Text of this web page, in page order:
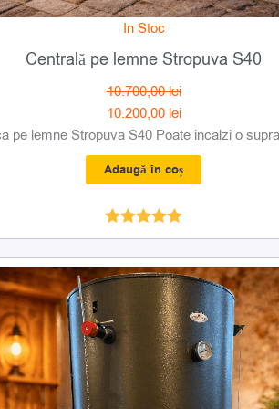
In Stoc
Centrală pe lemne Stropuva S40
10.700,00lei
10.200,00 lei
pe lemne Stropuva S40 Poate incalzi o
Adaugă în coș
Evaluat la
5.00
Prețul
inițial
fost:
10.700,00 lei.
Prețul
curent
este:
10.200,00 lei.